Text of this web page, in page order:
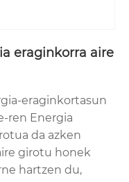
eraginkorra aire
eraginkortasun
ren Energia
da azken
girotu honek
hartzen du,